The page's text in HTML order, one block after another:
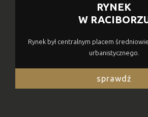
RYNEK
W
Rynek był centralnym placem
urbanistycznego.
sprawdź